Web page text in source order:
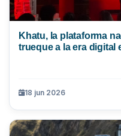
Khatu, la plataforma
trueque a la era digital
18 jun 2026